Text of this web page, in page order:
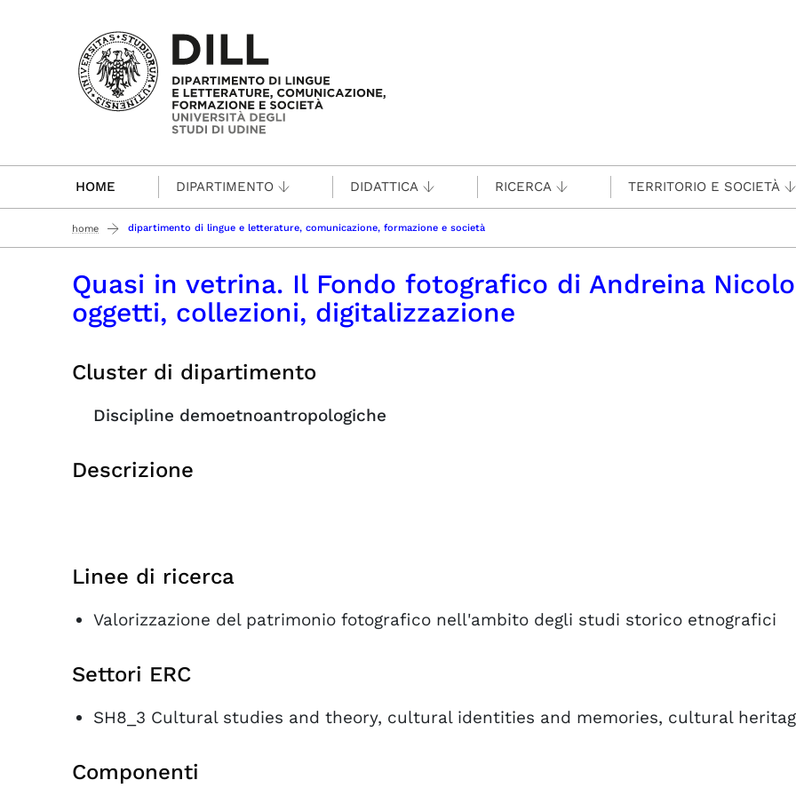
Passa al contenuto principale
HOME DIPARTIMENTO DIDATTICA RICERCA TERRITORIO E SOCIETÀ
home dipartimento di lingue e letterature, comunicazione, formazione e società
Quasi in vetrina. Il Fondo fotografico di Andreina
oggetti, collezioni, digitalizzazione
Cluster di dipartimento
Discipline demoetnoantropologiche
Descrizione
Linee di ricerca
Valorizzazione del patrimonio fotografico nell'ambito degli studi storico etnografici
Settori ERC
SH8_3 Cultural studies and theory, cultural identities and memories, cultural
Componenti